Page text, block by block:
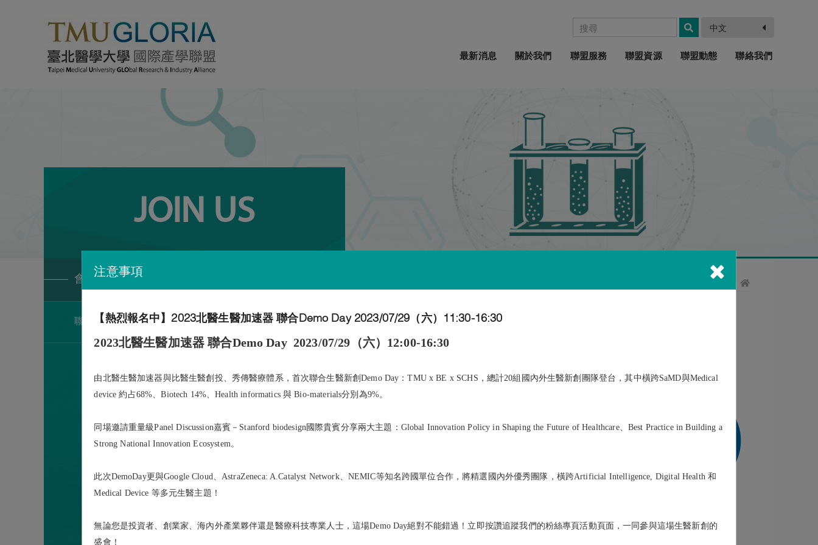
中文
最新消息 關於我們 聯盟服務 聯盟資源 聯盟動態 聯絡我們
注意事項
【熱烈報名中】2023北醫生醫加速器 聯合Demo Day 2023/07/29（六）11:30-16:30
2023北醫生醫加速器 聯合Demo Day 2023/07/29（六）12:00-16:30
由北醫生醫加速器與比醫生醫創投、秀傳醫療體系，首次聯合生醫新創Demo Day：TMU x BE x SCHS，總計20組國內外生醫新創團隊登台，其中橫跨SaMD與Medical
device 約占68%、Biotech 14%、Health informatics 與 Bio-materials分別為9%。
同場邀請重量級Panel Discussion嘉賓－Stanford biodesign國際貴賓分享兩大主題：Global Innovation Policy in Shaping the Future of Healthcare、Best Practice in Building a
Strong National Innovation Ecosystem。
此次DemoDay更與Google Cloud、AstraZeneca: A.Catalyst Network、NEMIC等知名跨國單位合作，將精選國內外優秀團隊，橫跨Artificial Intelligence, Digital Health 和
Medical Device 等多元生醫主題！
無論您是投資者、創業家、海內外產業夥伴還是醫療科技專業人士，這場Demo Day絕對不能錯過！立即按讚追蹤我們的粉絲專頁活動頁面，一同參與這場生醫新創的
盛會！
JOIN US
會員服務
聯盟會員
． 聯盟服務 ．
會員服務